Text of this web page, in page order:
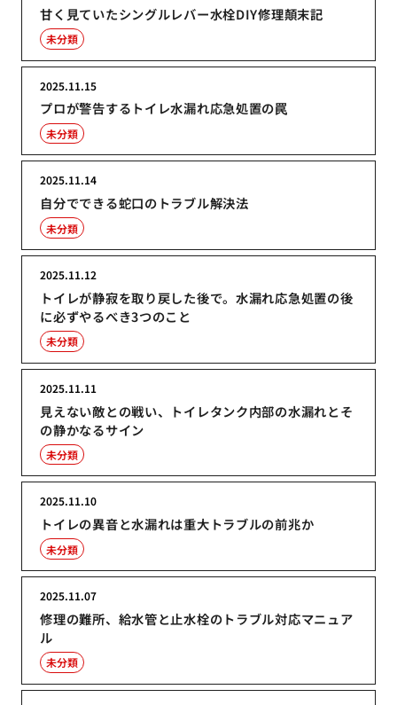
甘く見ていたシングルレバー水栓DIY修理顛末記
未分類
プロが警告するトイレ水漏れ応急処置の罠
2025.11.15
未分類
自分でできる蛇口のトラブル解決法
2025.11.14
未分類
トイレが静寂を取り戻した後で。水漏れ応急処置の後
に必ずやるべき3つのこと
2025.11.12
未分類
見えない敵との戦い、トイレタンク内部の水漏れとそ
の静かなるサイン
2025.11.11
未分類
トイレの異音と水漏れは重大トラブルの前兆か
2025.11.10
未分類
修理の難所、給水管と止水栓のトラブル対応マニュア
ル
2025.11.07
未分類